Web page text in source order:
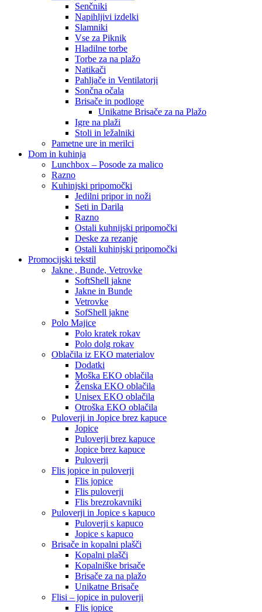
Senčniki
Napihljivi izdelki
Slamniki
Vse za Piknik
Hladilne torbe
Torbe za na plažo
Natikači
Pahljače in Ventilatorji
Sončna očala
Brisače in podloge
Unikatne Brisače za na Plažo
Igre na plaži
Stoli in ležalniki
Pametne ure in merilci
Dom in kuhinja
Lunchbox – Posode za malico
Razno
Kuhinjski pripomočki
Jedilni pripor in noži
Seti in Darila
Razno
Ostali kuhnijski pripomočki
Deske za rezanje
Ostali kuhinjski pripomočki
Promocijski tekstil
Jakne , Bunde, Vetrovke
SoftShell jakne
Jakne in Bunde
Vetrovke
SofShell jakne
Polo Majice
Polo kratek rokav
Polo dolg rokav
Oblačila iz EKO materialov
Dodatki
Moška EKO oblačila
Ženska EKO oblačila
Unisex EKO oblačila
Otroška EKO oblačila
Puloverji in Jopice brez kapuce
Jopice
Puloverji brez kapuce
Jopice brez kapuce
Puloverji
Flis jopice in puloverji
Flis jopice
Flis puloverji
Flis brezrokavniki
Puloverji in Jopice s kapuco
Puloverji s kapuco
Jopice s kapuco
Brisače in kopalni plašči
Kopalni plašči
Kopalniške brisače
Brisače za na plažo
Unikatne Brisače
Flisi – jopice in puloverji
Flis jopice